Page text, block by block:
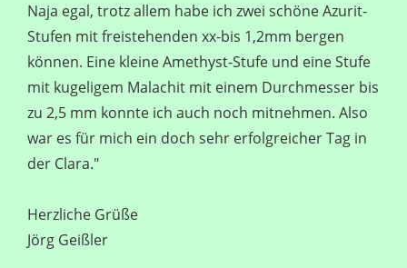
Naja egal, trotz allem habe ich zwei schöne Azurit-
Stufen mit freistehenden xx-bis 1,2mm bergen
können. Eine kleine Amethyst-Stufe und eine Stufe
mit kugeligem Malachit mit einem Durchmesser bis
zu 2,5 mm konnte ich auch noch mitnehmen. Also
war es für mich ein doch sehr erfolgreicher Tag in
der Clara."
Herzliche Grüße
Jörg Geißler